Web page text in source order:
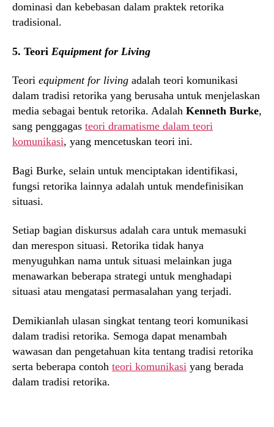
dominasi dan kebebasan dalam praktek retorika
tradisional.
5. Teori Equipment for Living
Teori equipment for living adalah teori komunikasi
dalam tradisi retorika yang berusaha untuk menjelaskan
media sebagai bentuk retorika. Adalah Kenneth Burke,
sang penggagas teori dramatisme dalam teori
komunikasi, yang mencetuskan teori ini.
Bagi Burke, selain untuk menciptakan identifikasi,
fungsi retorika lainnya adalah untuk mendefinisikan
situasi.
Setiap bagian diskursus adalah cara untuk memasuki
dan merespon situasi. Retorika tidak hanya
menyuguhkan nama untuk situasi melainkan juga
menawarkan beberapa strategi untuk menghadapi
situasi atau mengatasi permasalahan yang terjadi.
Demikianlah ulasan singkat tentang teori komunikasi
dalam tradisi retorika. Semoga dapat menambah
wawasan dan pengetahuan kita tentang tradisi retorika
serta beberapa contoh teori komunikasi yang berada
dalam tradisi retorika.